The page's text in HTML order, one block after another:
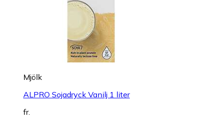
Mjölk
ALPRO Sojadryck Vanilj 1 liter
fr.